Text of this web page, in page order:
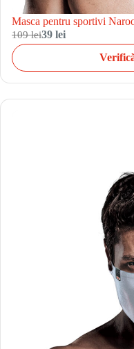
Masca pentru sportivi
109 lei39 lei